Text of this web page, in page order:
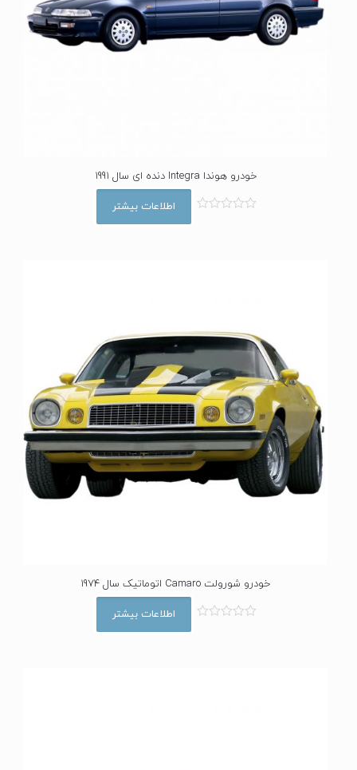
خودرو هوندا Integra دنده ای سال 1991
اطلاعات بیشتر
خودرو شورولت Camaro اتوماتیک سال 1974
اطلاعات بیشتر